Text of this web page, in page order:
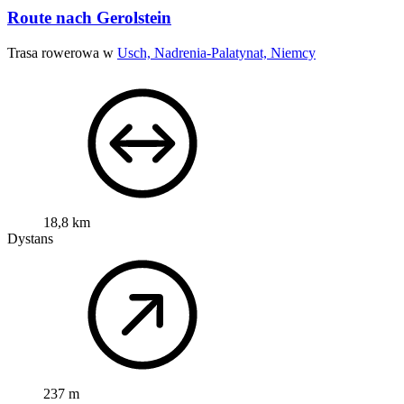
Route nach Gerolstein
Trasa rowerowa w Usch, Nadrenia-Palatynat, Niemcy
18,8 km
Dystans
237 m